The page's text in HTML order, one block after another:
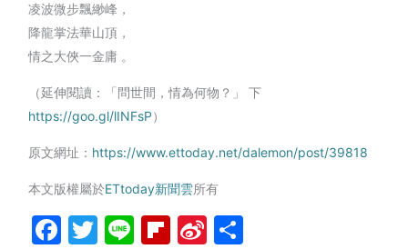
凌波微步飄緲峰，
降龍掌法華山頂，
情之大俠一金庸 。
（延伸閱讀：「問世間，情為何物？」 下
https://goo.gl/lINFsP）
原文網址： https://www.ettoday.net/dalemon/post/39818
本文版權屬於ETtoday新聞雲所有
Facebook
Twitter
LineFlipboard
Sina